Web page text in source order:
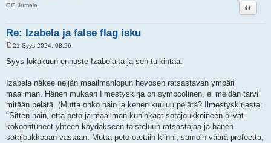
OG Jumala
Re: Izabela ja false flag isku
Lainaa
e
i
21 Syys 2024, 08:26
Syys lokakuun ennuste Izabelalta ja sen tulkintaa.
Izabela näkee neljän maailmanlopun hevosen ratsastavan ympäri
maailman. Hänen mukaan Ilmestyskirja on symboolinen, ei meidän tarvi
mitään pelätä. (Mutta onko näin ja kenen kuuluu pelätä? Ilmestyskirjasta:
"Sitten näin, että peto ja maailman kuninkaat sotajoukkoineen olivat
kokoontuneet yhteen käydäkseen taisteluun ratsastajaa ja hänen
sotajoukkoaan vastaan. Mutta peto otettiin kiinni, samoin väärä profeetta,